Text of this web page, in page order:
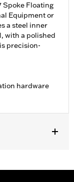
Spoke Floating
Equipment or
a steel inner
with a polished
precision-
hardware